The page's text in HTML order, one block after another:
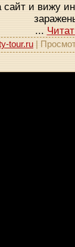
сайт и вижу
...
tour.ru |